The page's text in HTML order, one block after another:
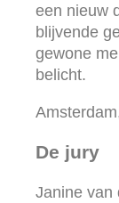
een nieuw
blijvende
gewone
belicht.
De jury
Janine van